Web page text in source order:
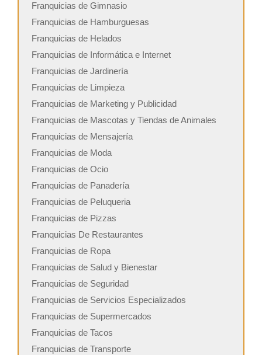
Franquicias de Gimnasio
Franquicias de Hamburguesas
Franquicias de Helados
Franquicias de Informática e Internet
Franquicias de Jardinería
Franquicias de Limpieza
Franquicias de Marketing y Publicidad
Franquicias de Mascotas y Tiendas de Animales
Franquicias de Mensajería
Franquicias de Moda
Franquicias de Ocio
Franquicias de Panadería
Franquicias de Peluqueria
Franquicias de Pizzas
Franquicias De Restaurantes
Franquicias de Ropa
Franquicias de Salud y Bienestar
Franquicias de Seguridad
Franquicias de Servicios Especializados
Franquicias de Supermercados
Franquicias de Tacos
Franquicias de Transporte